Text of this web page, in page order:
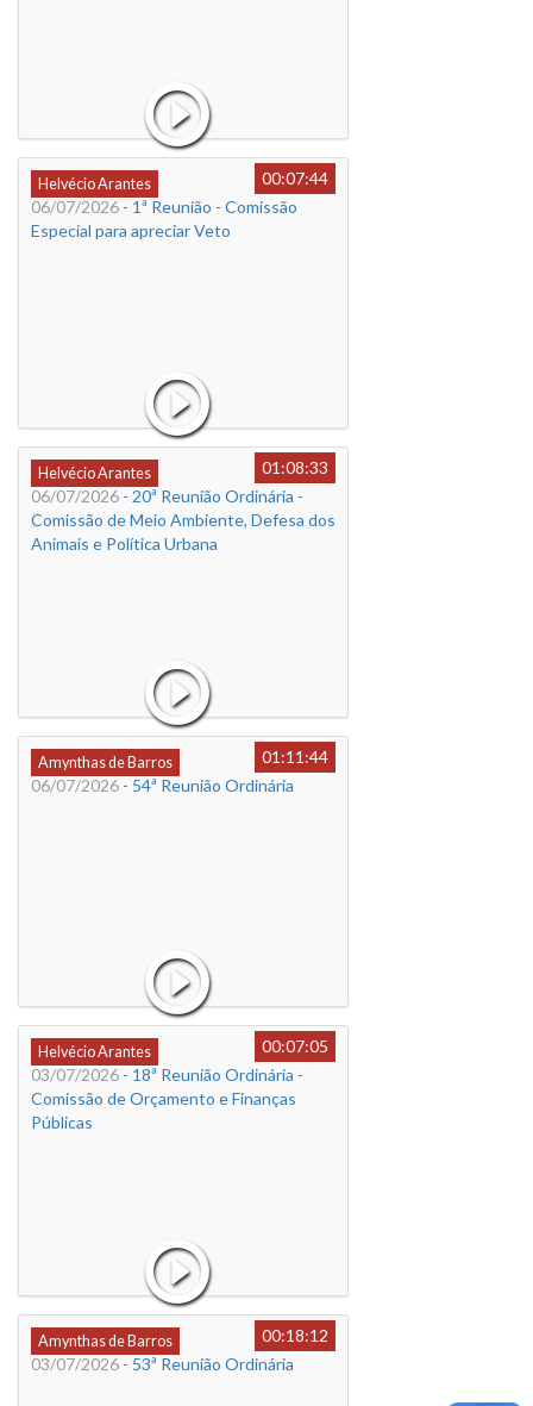
Helvécio Arantes
00:07:44
06/07/2026 - 1ª Reunião - Comissão
Especial para apreciar Veto
Helvécio Arantes
01:08:33
06/07/2026 - 20ª Reunião Ordinária -
Comissão de Meio Ambiente, Defesa dos
Animais e Política Urbana
Amynthas de Barros
01:11:44
06/07/2026 - 54ª Reunião Ordinária
Helvécio Arantes
00:07:05
03/07/2026 - 18ª Reunião Ordinária -
Comissão de Orçamento e Finanças
Públicas
Amynthas de Barros
00:18:12
03/07/2026 - 53ª Reunião Ordinária